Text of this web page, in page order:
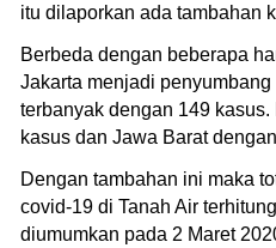
itu dilaporkan ada tambahan
Berbeda dengan beberapa
Jakarta menjadi
terbanyak dengan 149
kasus dan Jawa Barat
Dengan tambahan ini maka
covid-19 di Tanah Air
diumumkan pada 2 Maret